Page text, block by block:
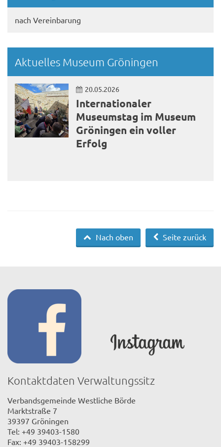
nach Vereinbarung
Aktuelles Museum Gröningen
20.05.2026
Internationaler
Museumstag im Museum
Gröningen ein voller
Erfolg
Seite zurück
Nach oben
Kontaktdaten Verwaltungssitz
Verbandsgemeinde Westliche Börde
Marktstraße 7
39397 Gröningen
Tel: +49 39403-1580
Fax: +49 39403-158299